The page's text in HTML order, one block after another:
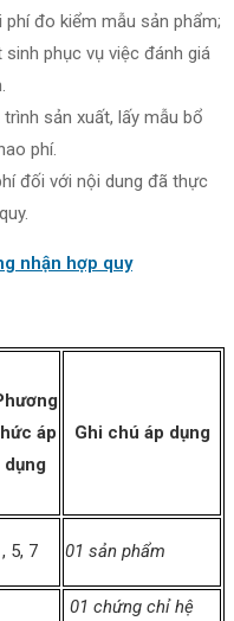
đo kiểm mẫu sản phẩm;
phục vụ việc đánh giá
sản xuất, lấy mẫu bổ
phí.
đối với nội dung đã thực
nhận hợp quy
áp
dụng
Ghi chú áp dụng
5, 7 01 sản phẩm
01 chứng chỉ hệ